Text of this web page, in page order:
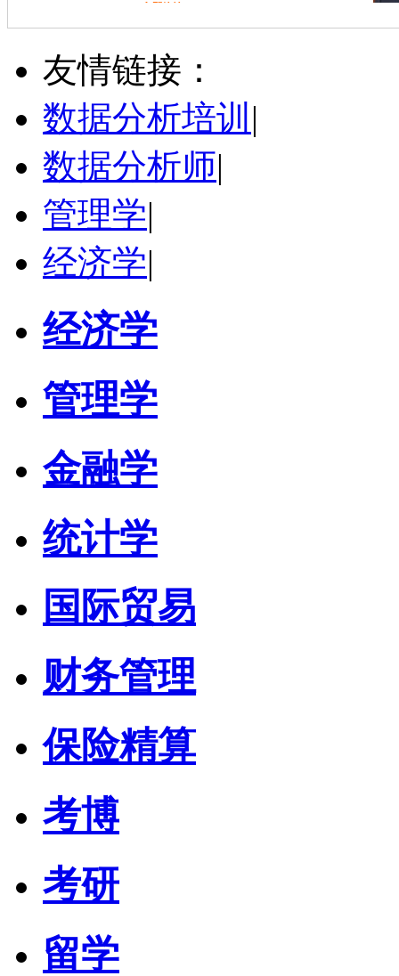
万志宏 天津市
硕导
学校：南开大学
立即咨询
友情链接：
数据分析培训 |
数据分析师|
管理学|
经济学|
经济学
管理学
金融学
统计学
国际贸易
财务管理
保险精算
考博
考研
留学